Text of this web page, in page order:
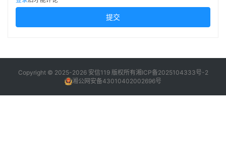
提交
Copyright © 2025-2026 安信119 版权所有湘ICP备2025104333号-2
湘公网安备43010402002696号